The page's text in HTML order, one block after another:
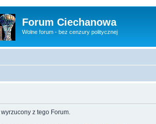
Forum Ciechanowa
Wolne forum - bez cenzury politycznej
wyrzucony z tego Forum.